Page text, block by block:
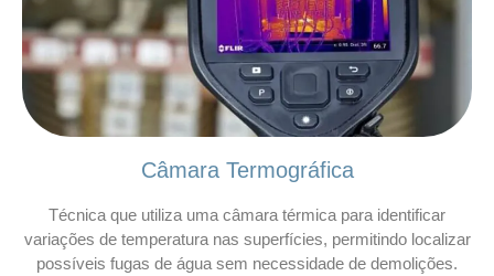
Câmara Termográfica
Técnica que utiliza uma câmara térmica para identificar
variações de temperatura nas superfícies, permitindo localizar
possíveis fugas de água sem necessidade de demolições.